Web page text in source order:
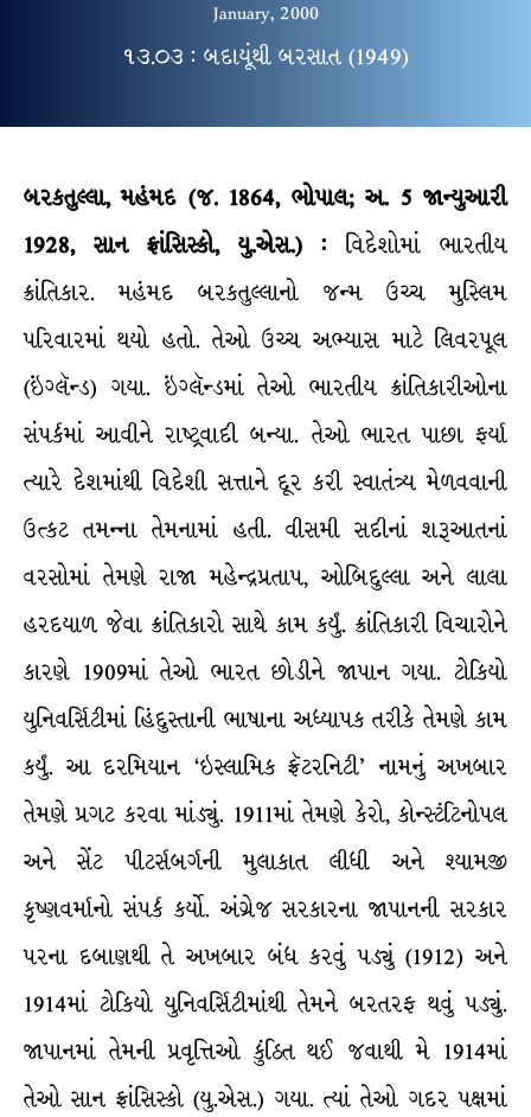
January, 2000
૧૩.૦૩ : બદાયૂંથી બરસાત (1949)
બરકતુલ્લા, મહંમદ (જ. 1864, ભોપાલ; અ. 5 જાન્યુઆરી
1928, સાન ફ્રાંસિસ્કો, યુ.એસ.) : વિદેશોમાં ભારતીય
ક્રાંતિકાર. મહંમદ બરકતુલ્લાનો જન્મ ઉચ્ચ મુસ્લિમ
પરિવારમાં થયો હતો. તેઓ ઉચ્ચ અભ્યાસ માટે લિવરપૂલ
(ઇંગ્લૅન્ડ) ગયા. ઇંગ્લૅન્ડમાં તેઓ ભારતીય ક્રાંતિકારીઓના
સંપર્કમાં આવીને રાષ્ટ્રવાદી બન્યા. તેઓ ભારત પાછા ફર્યા
ત્યારે દેશમાંથી વિદેશી સત્તાને દૂર કરી સ્વાતંત્ર્ય મેળવવાની
ઉત્કટ તમન્ના તેમનામાં હતી. વીસમી સદીનાં શરૂઆતનાં
વરસોમાં તેમણે રાજા મહેન્દ્રપ્રતાપ, ઓબિદુલ્લા અને લાલા
હરદયાળ જેવા ક્રાંતિકારો સાથે કામ કર્યું. ક્રાંતિકારી વિચારોને
કારણે 1909માં તેઓ ભારત છોડીને જાપાન ગયા. ટોકિયો
યુનિવર્સિટીમાં હિંદુસ્તાની ભાષાના અધ્યાપક તરીકે તેમણે કામ
કર્યું. આ દરમિયાન ‘ઇસ્લામિક ફ્રૅટરનિટી’ નામનું અખબાર
તેમણે પ્રગટ કરવા માંડ્યું. 1911માં તેમણે કેરો, કોન્સ્ટંટિનોપલ
અને સેંટ પીટર્સબર્ગની મુલાકાત લીધી અને શ્યામજી
કૃષ્ણવર્માનો સંપર્ક કર્યો. અંગ્રેજ સરકારના જાપાનની સરકાર
પરના દબાણથી તે અખબાર બંધ કરવું પડ્યું (1912) અને
1914માં ટોકિયો યુનિવર્સિટીમાંથી તેમને બરતરફ થવું પડ્યું.
જાપાનમાં તેમની પ્રવૃત્તિઓ કુંઠિત થઈ જવાથી મે 1914માં
તેઓ સાન ફ્રાંસિસ્કો (યુ.એસ.) ગયા. ત્યાં તેઓ ગદર પક્ષમાં